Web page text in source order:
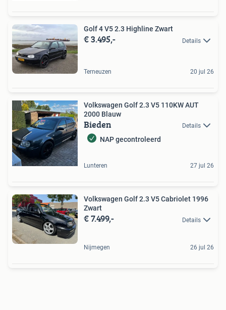
Golf 4 V5 2.3 Highline Zwart
€ 3.495,- Details
Terneuzen 20 jul 26
Volkswagen Golf 2.3 V5 110KW AUT
2000 Blauw
Bieden Details
NAP gecontroleerd
Lunteren 27 jul 26
Volkswagen Golf 2.3 V5 Cabriolet 1996
Zwart
€ 7.499,- Details
Nijmegen 26 jul 26